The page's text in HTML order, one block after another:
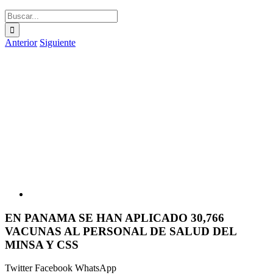
Buscar:
Anterior Siguiente
EN PANAMA SE HAN APLICADO 30,766
VACUNAS AL PERSONAL DE SALUD DEL
MINSA Y CSS
TwitterFacebook WhatsApp